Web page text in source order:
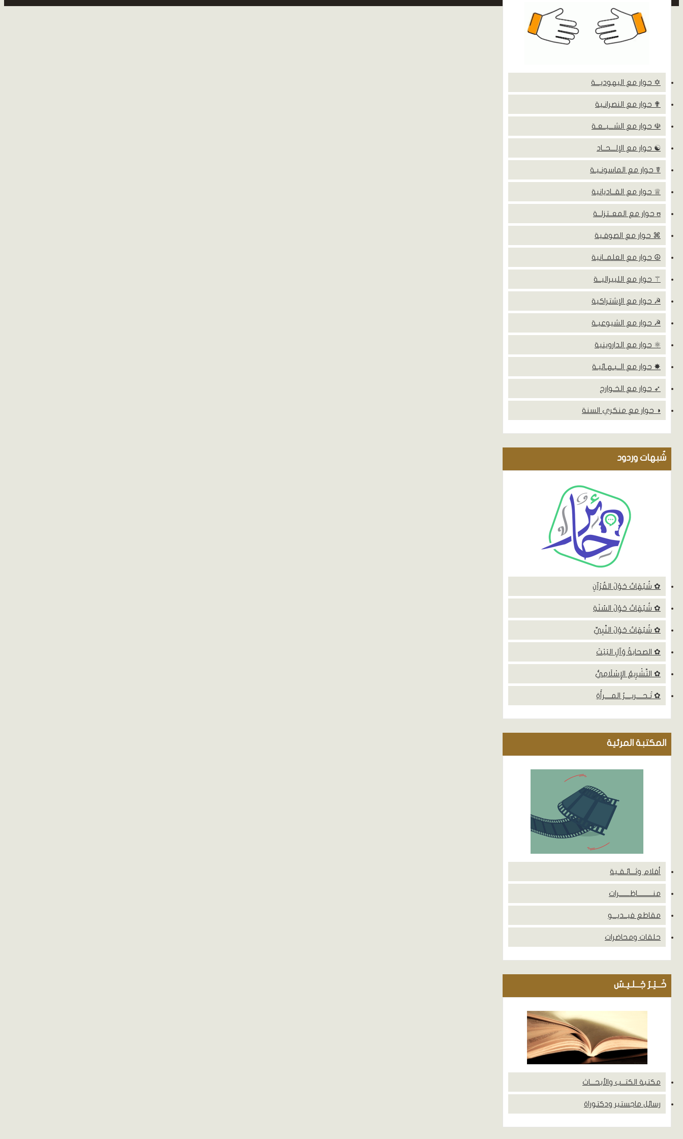
✡ حوار مع اليهوديـــة
✟ حوار مع النصرانـية
☫ حوار مع الشـــيــعـة
☯ حوار مع الإلـــحــاد
☤ حوار مع الماسونـيـة
♕ حوار مع القــاديانية
ʊ حوار مع المعــتزلــة
⌘ حوار مع الصوفـية
☮ حوار مع العلمــانية
⚚ حوار مع الليبراليــة
☭ حوار مع الإشتراكية
☭ حوار مع الشيوعيـة
⚛ حوار مع الداروينية
✸ حوار مع الــبـهـائيـة
➶ حوار مع الخـوارج
◑ حوار مع منكري السنة
شٌبهات وردود
✿ شُبُهَاتٌ حَوْلَ القُرْآنِ
✿ شُبُهَاتٌ حَوْلَ السُنَةِ
✿ شُبُهَاتٌ حَوْلَ النَّبِيِّ
✿ الصحابةُ وَآلِ البَيْتَ
✿ التَّشْرِيعُ الإِسْلَامِيُّ
✿ تَـحــــريــــرُ المــــرأَةِ
المكتبة المرئية
أفلام وثـــائـقـية
منــــــــــاظـــــــرات
مقاطع فيــديـــو
حلقات ومحاضرات
خَــيْـرُ جَــلـيـسٌ
مكتبة الكتــب والأبحـــاث
رسائل ماجستير ودكتوراة